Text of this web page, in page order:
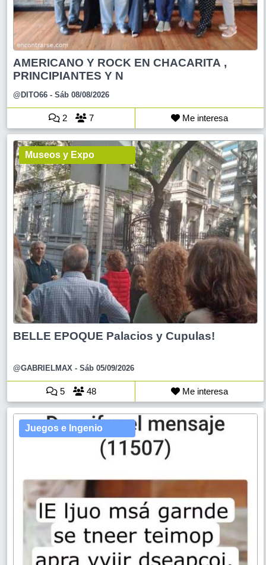
AMERICANO Y ROCK EN CHACARITA ,
PRINCIPIANTES Y N
@DITO66 - Sáb 08/08/2026
2 7 Me interesa
Museos y Expo
BELLE EPOQUE Palacios y Cupulas!
@GABRIELMAX - Sáb 05/09/2026
5 48 Me interesa
Juegos e Ingenio